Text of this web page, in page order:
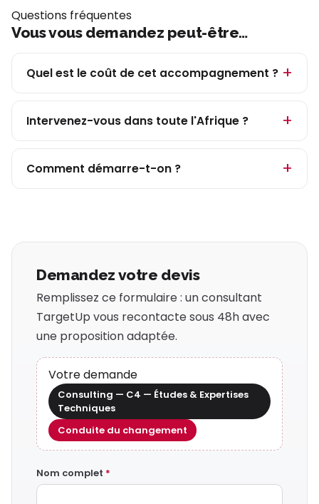
Questions fréquentes
Vous vous demandez peut-être…
Quel est le coût de cet accompagnement ?
Intervenez-vous dans toute l'Afrique ?
Comment démarre-t-on ?
Demandez votre devis
Remplissez ce formulaire : un consultant
TargetUp vous recontacte sous 48h avec
une proposition adaptée.
Votre demande
Consulting — C4 — Études & Expertises
Techniques
Conduite du changement
Nom complet *